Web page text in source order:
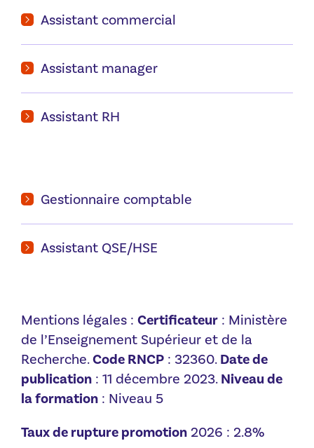
Assistant commercial
Assistant manager
Assistant RH
Gestionnaire comptable
Assistant QSE/HSE
Mentions légales : Certificateur : Ministère
de l’Enseignement Supérieur et de la
Recherche.Code RNCP : 32360.Date de
publication : 11 décembre 2023.Niveau de
la formation : Niveau 5
Taux de rupture promotion 2026 : 2.8%